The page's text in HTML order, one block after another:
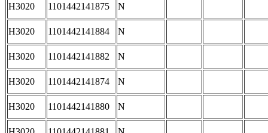
H3020 1101442141875 N
H3020 1101442141884 N
H3020 1101442141882 N
H3020 1101442141874 N
H3020 1101442141880 N